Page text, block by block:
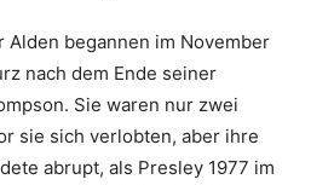
Alden begannen im November
nach dem Ende seiner
Sie waren nur zwei
sie sich verlobten, aber ihre
abrupt, als Presley 1977 im